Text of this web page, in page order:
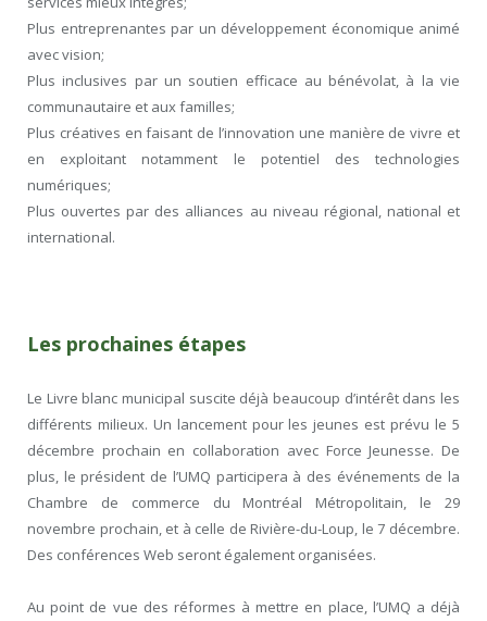
Plus entreprenantes par un développement économique animé
avec vision;
Plus inclusives par un soutien efficace au bénévolat, à la vie
communautaire et aux familles;
Plus créatives en faisant de l’innovation une manière de vivre et
en exploitant notamment le potentiel des technologies
numériques;
Plus ouvertes par des alliances au niveau régional, national et
international.
Les prochaines étapes
Le Livre blanc municipal suscite déjà beaucoup d’intérêt dans les
différents milieux. Un lancement pour les jeunes est prévu le 5
décembre prochain en collaboration avec Force Jeunesse. De
plus, le président de l’UMQ participera à des événements de la
Chambre de commerce du Montréal Métropolitain, le 29
novembre prochain, et à celle de Rivière-du-Loup, le 7 décembre.
Des conférences Web seront également organisées.
Au point de vue des réformes à mettre en place, l’UMQ a déjà